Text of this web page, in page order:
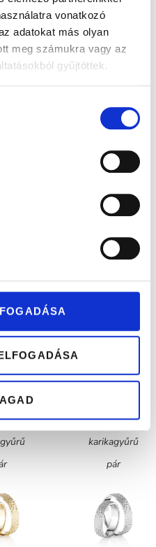
vonatkozó
adatokat más olyan
meg számukra vagy az
gyűjtöttek.
Fehérarany
karikagyűrű
pár
gyémántokkal
EARTH
835.800Ft
karikagyűrű
Ft
Fehérarany
karikagyűrű
pár